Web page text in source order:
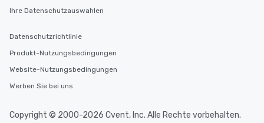
Ihre Datenschutzauswahlen
Datenschutzrichtlinie
Produkt-Nutzungsbedingungen
Website-Nutzungsbedingungen
Werben Sie bei uns
Copyright © 2000-2026 Cvent, Inc. Alle Rechte vorbehalten.